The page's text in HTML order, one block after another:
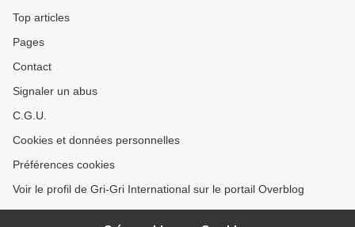
Top articles
Pages
Contact
Signaler un abus
C.G.U.
Cookies et données personnelles
Préférences cookies
Voir le profil de Gri-Gri International sur le portail Overblog